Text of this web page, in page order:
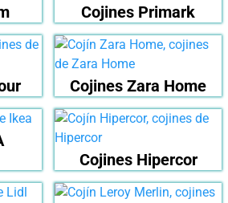
Cojines Primark
Cojines Zara Home
Cojines Hipercor